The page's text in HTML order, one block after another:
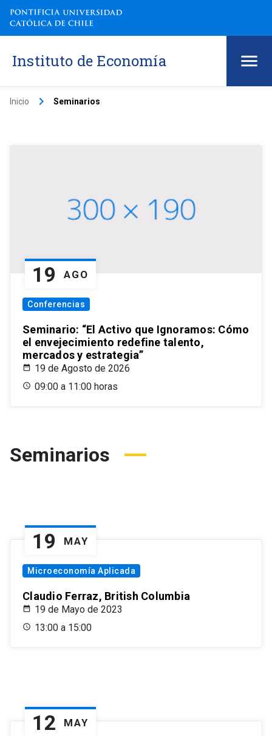
Instituto de Economía
Inicio keyboard_arrow_right Seminarios
19 AGO
Conferencias
Seminario: “El Activo que Ignoramos: Cómo
el envejecimiento redefine talento,
mercados y estrategia”
19 de Agosto de 2026
09:00 a 11:00 horas
Seminarios
19 MAY
Microeconomía Aplicada
Claudio Ferraz, British Columbia
19 de Mayo de 2023
13:00 a 15:00
12 MAY